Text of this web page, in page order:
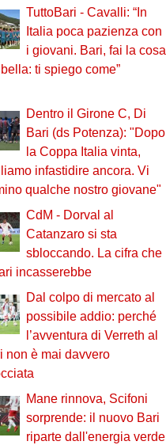
TuttoBari - Cavalli: “In
Italia poca pazienza con
i giovani. Bari, fai la cosa
ti spiego come”
Dentro il Girone C, Di
Bari (ds Potenza): "Dopo
la Coppa Italia vinta,
infastidire ancora. Vi
qualche nostro giovane"
CdM - Dorval al
Catanzaro si sta
sbloccando. La cifra che
incasserebbe
Dal colpo di mercato al
possibile addio: perché
l’avventura di Verreth al
non è mai davvero
Mane rinnova, Scifoni
sorprende: il nuovo Bari
riparte dall'energia verde